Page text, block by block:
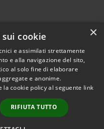
Copyright © 2026 • Comune di
San Bassano • Powered by
Municipium•
Accesso
redazione
×
cookie
e assimilati strettamente
e alla navigazione del sito,
al solo fine di elaborare
e anonime.
cookie policy al seguente link
RIFIUTA TUTTO